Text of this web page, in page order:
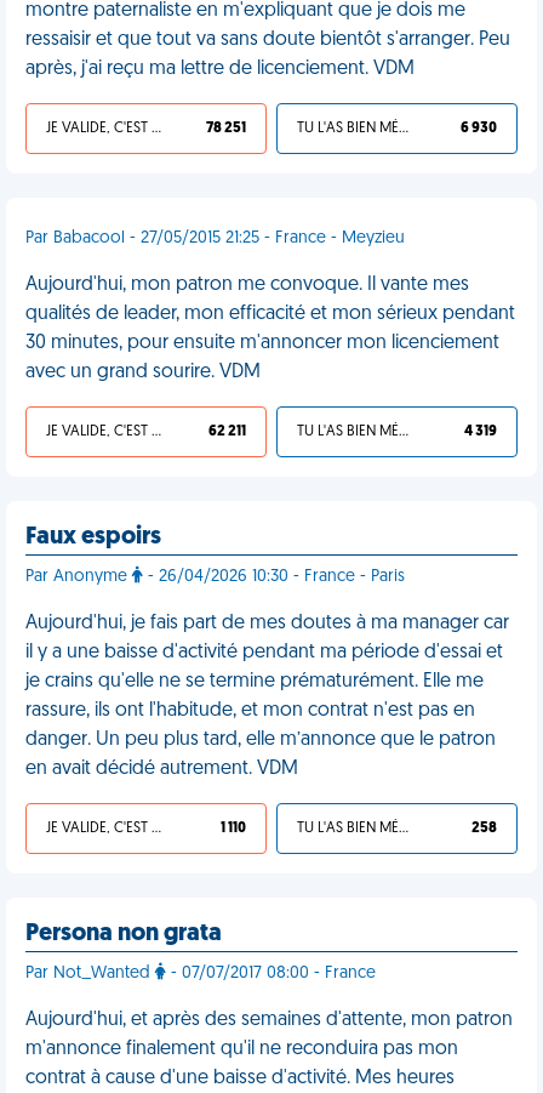
montre paternaliste en m'expliquant que je dois me
ressaisir et que tout va sans doute bientôt s'arranger. Peu
après, j'ai reçu ma lettre de licenciement. VDM
JE VALIDE, C'EST UNE VDM 78 251 TU L'AS BIEN MÉRITÉ 6 930
Par Babacool - 27/05/2015 21:25 - France - Meyzieu
Aujourd'hui, mon patron me convoque. Il vante mes
qualités de leader, mon efficacité et mon sérieux pendant
30 minutes, pour ensuite m'annoncer mon licenciement
avec un grand sourire. VDM
JE VALIDE, C'EST UNE VDM 62 211 TU L'AS BIEN MÉRITÉ 4 319
Faux espoirs
Par Anonyme - 26/04/2026 10:30 - France - Paris
Aujourd'hui, je fais part de mes doutes à ma manager car
il y a une baisse d'activité pendant ma période d'essai et
je crains qu'elle ne se termine prématurément. Elle me
rassure, ils ont l'habitude, et mon contrat n'est pas en
danger. Un peu plus tard, elle m’annonce que le patron
en avait décidé autrement. VDM
JE VALIDE, C'EST UNE VDM 1 110 TU L'AS BIEN MÉRITÉ 258
Persona non grata
Par Not_Wanted - 07/07/2017 08:00 - France
Aujourd'hui, et après des semaines d'attente, mon patron
m'annonce finalement qu'il ne reconduira pas mon
contrat à cause d'une baisse d'activité. Mes heures